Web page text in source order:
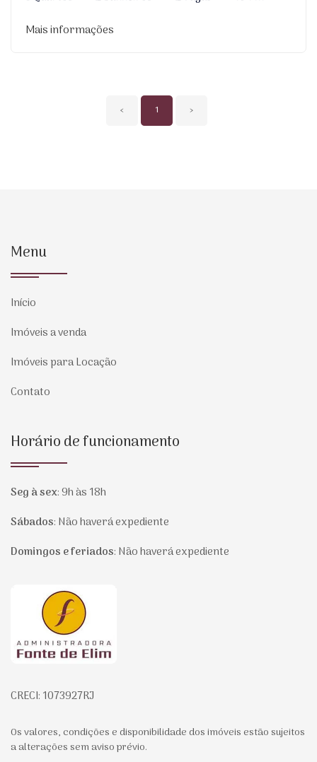
Mais informações
‹ 1 ›
Menu
Início
Imóveis a venda
Imóveis para Locação
Contato
Horário de funcionamento
Seg à sex:9h às 18h
Sábados: Não haverá expediente
Domingos e feriados: Não haverá expediente
Página inicial
CRECI: 1073927RJ
Os valores, condições e disponibilidade dos imóveis estão sujeitos
a alterações sem aviso prévio.